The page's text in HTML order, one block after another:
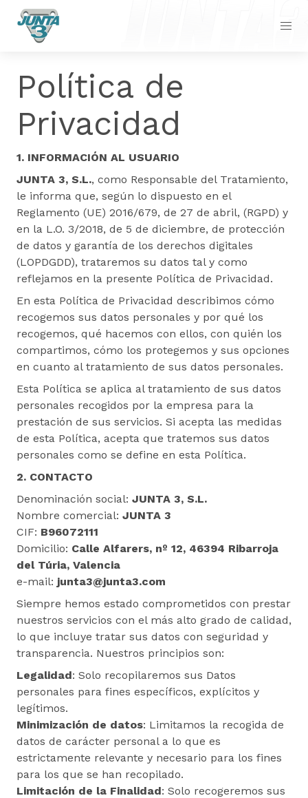
Política de
Privacidad
1. INFORMACIÓN AL USUARIO
JUNTA 3, S.L., como Responsable del Tratamiento,
le informa que, según lo dispuesto en el
Reglamento (UE) 2016/679, de 27 de abril, (RGPD) y
en la L.O. 3/2018, de 5 de diciembre, de protección
de datos y garantía de los derechos digitales
(LOPDGDD), trataremos su datos tal y como
reflejamos en la presente Política de Privacidad.
En esta Política de Privacidad describimos cómo
recogemos sus datos personales y por qué los
recogemos, qué hacemos con ellos, con quién los
compartimos, cómo los protegemos y sus opciones
en cuanto al tratamiento de sus datos personales.
Esta Política se aplica al tratamiento de sus datos
personales recogidos por la empresa para la
prestación de sus servicios. Si acepta las medidas
de esta Política, acepta que tratemos sus datos
personales como se define en esta Política.
2. CONTACTO
Denominación social: JUNTA 3, S.L.
Nombre comercial: JUNTA 3
CIF: B96072111
Domicilio: Calle Alfarers, nº 12, 46394 Ribarroja
del Túria, Valencia
e-mail: junta3@junta3.com
Siempre hemos estado comprometidos con prestar
nuestros servicios con el más alto grado de calidad,
lo que incluye tratar sus datos con seguridad y
transparencia. Nuestros principios son:
Legalidad: Solo recopilaremos sus Datos
personales para fines específicos, explícitos y
legítimos.
Minimización de datos: Limitamos la recogida de
datos de carácter personal a lo que es
estrictamente relevante y necesario para los fines
para los que se han recopilado.
Limitación de la Finalidad: Solo recogeremos sus